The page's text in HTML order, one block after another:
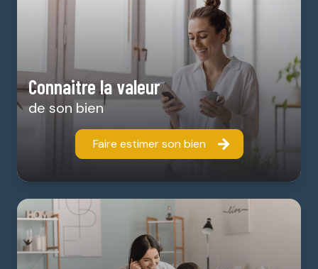
Connaitre la valeur
de son bien
Faire estimer son bien